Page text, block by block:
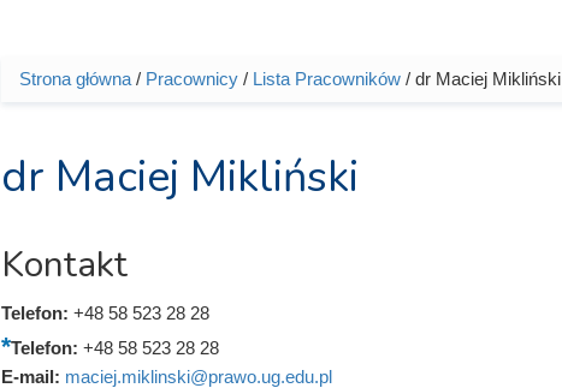
Jesteś tutaj
Strona główna/ Pracownicy/ Lista Pracowników/ dr Maciej Mikliński
dr Maciej Mikliński
Kontakt
Telefon: +48 58 523 28 28
Telefon: +48 58 523 28 28
E-mail: maciej.miklinski@prawo.ug.edu.pl